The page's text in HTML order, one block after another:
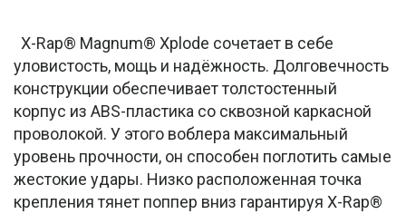
X-Rap® Magnum® Xplode сочетает в себе
уловистость, мощь и надёжность. Долговечность
конструкции обеспечивает толстостенный
корпус из АВS-пластика со сквозной каркасной
проволокой. У этого воблера максимальный
уровень прочности, он способен поглотить самые
жестокие удары. Низко расположенная точка
крепления тянет поппер вниз гарантируя X-Rap®